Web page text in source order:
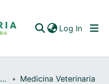
Log In
Facultad de Ciencias Agrarias
Medicina Veterinaria